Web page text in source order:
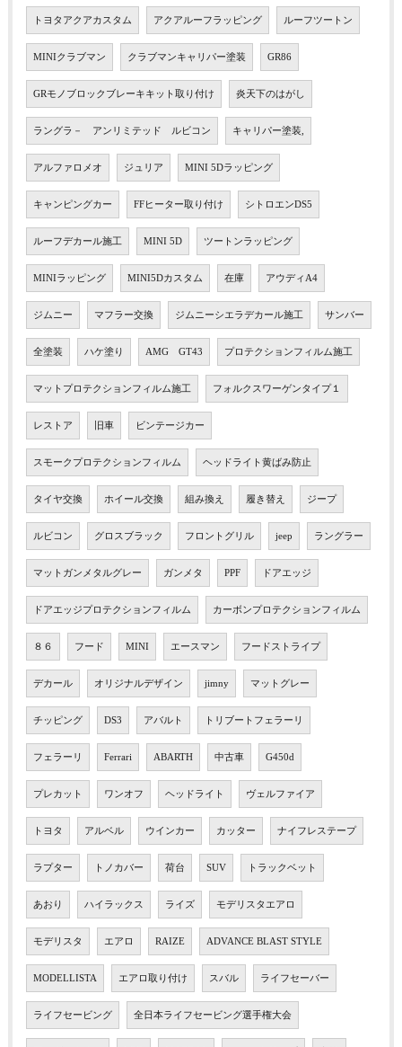
トヨタアクアカスタム アクアルーフラッピング ルーフツートン
MINIクラブマン クラブマンキャリパー塗装 GR86
GRモノブロックブレーキキット取り付け 炎天下のはがし
ラングラ－ アンリミテッド ルビコン キャリパー塗装,
アルファロメオ ジュリア MINI 5Dラッピング
キャンピングカー FFヒーター取り付け シトロエンDS5
ルーフデカール施工 MINI 5D ツートンラッピング
MINIラッピング MINI5Dカスタム 在庫 アウディA4
ジムニー マフラー交換 ジムニーシエラデカール施工 サンバー
全塗装 ハケ塗り AMG GT43 プロテクションフィルム施工
マットプロテクションフィルム施工 フォルクスワーゲンタイプ１
レストア 旧車 ビンテージカー
スモークプロテクションフィルム ヘッドライト黄ばみ防止
タイヤ交換 ホイール交換 組み換え 履き替え ジープ
ルビコン グロスブラック フロントグリル jeep ラングラー
マットガンメタルグレー ガンメタ PPF ドアエッジ
ドアエッジプロテクションフィルム カーボンプロテクションフィルム
８６ フード MINI エースマン フードストライプ
デカール オリジナルデザイン jimny マットグレー
チッピング DS3 アバルト トリブートフェラーリ
フェラーリ Ferrari ABARTH 中古車 G450d
プレカット ワンオフ ヘッドライト ヴェルファイア
トヨタ アルベル ウインカー カッター ナイフレステープ
ラプター トノカバー 荷台 SUV トラックベット
あおり ハイラックス ライズ モデリスタエアロ
モデリスタ エアロ RAIZE ADVANCE BLAST STYLE
MODELLISTA エアロ取り付け スバル ライフセーバー
ライフセービング 全日本ライフセービング選手権大会